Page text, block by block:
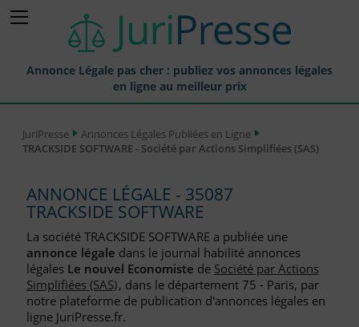
Annonce Légale pas cher : publiez vos annonces légales
en ligne au meilleur prix
Annonces Légales Publiées
Journaux Habilités (JAL) Annonces Légales
Départements pour la Publication d'Annonces Légales
Liste des Greffes
Liste des CCI
JuriPresse
Annonces Légales Publiées en Ligne
TRACKSIDE SOFTWARE - Société par Actions Simplifiées (SAS)
ANNONCE LÉGALE - 35087
TRACKSIDE SOFTWARE
La société TRACKSIDE SOFTWARE a publiée une
annonce légale dans le journal habilité annonces
légales Le nouvel Economiste de Société par Actions
Simplifiées (SAS), dans le département 75 - Paris, par
notre plateforme de publication d'annonces légales en
ligne JuriPresse.fr.